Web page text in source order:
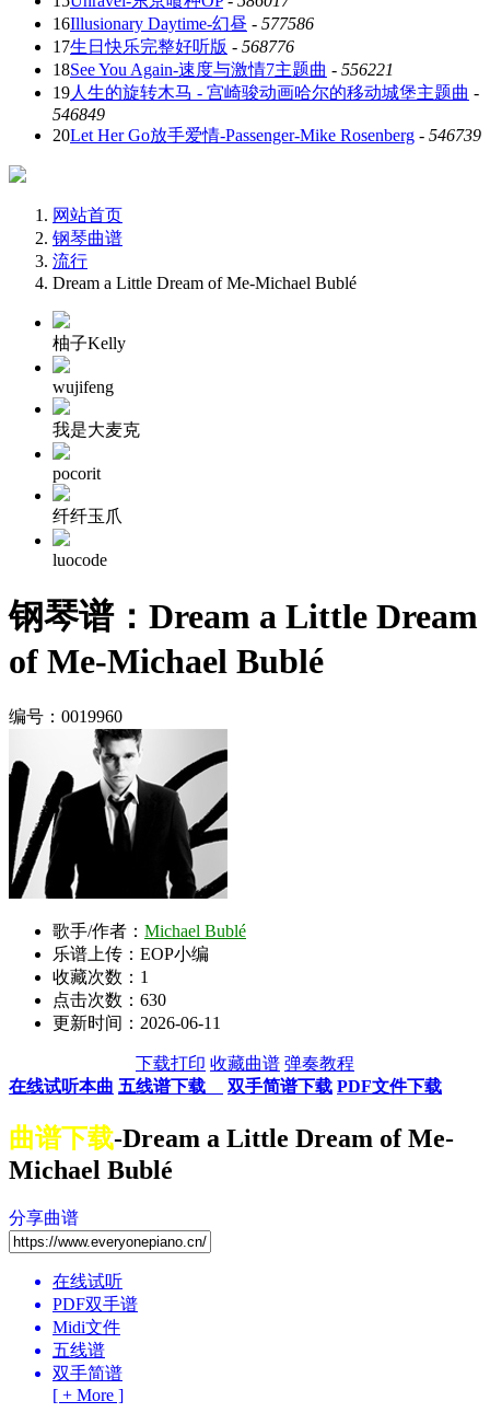
16Illusionary Daytime-幻昼 - 577586
17生日快乐完整好听版 - 568776
18See You Again-速度与激情7主题曲 - 556221
19人生的旋转木马 - 宫崎骏动画哈尔的移动城堡主题曲 -
546849
20Let Her Go放手爱情-Passenger-Mike Rosenberg - 546739
网站首页
钢琴曲谱
流行
Dream a Little Dream of Me-Michael Bublé
柚子Kelly
wujifeng
我是大麦克
pocorit
纤纤玉爪
luocode
钢琴谱：Dream a Little Dream
of Me-Michael Bublé
编号：0019960
歌手/作者： Michael Bublé
乐谱上传：EOP小编
收藏次数： 1
点击次数：630
更新时间：2026-06-11
下载打印 收藏曲谱 弹奏教程
在线试听本曲 五线谱下载 双手简谱下载 PDF文件下载
曲谱下载-Dream a Little Dream of Me-
Michael Bublé
分享曲谱
在线试听
PDF双手谱
Midi文件
五线谱
双手简谱
[ + More ]